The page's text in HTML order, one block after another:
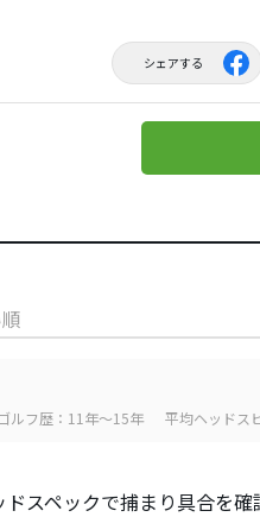
シェアする
ゴルフ歴：11年～15年 平均ヘッドス
ドスペックで捕まり具合を確